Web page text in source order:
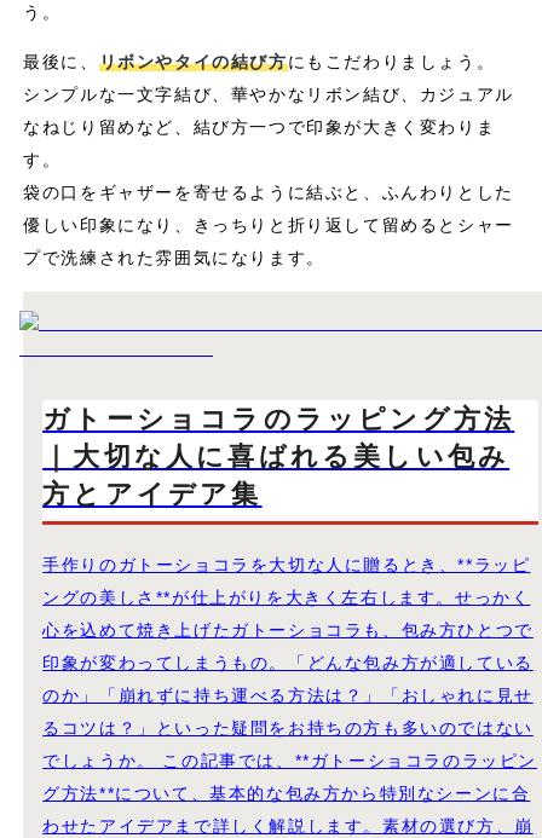
う。
最後に、 リボンやタイの結び方にもこだわりましょう。
シンプルな一文字結び、華やかなリボン結び、カジュアル
なねじり留めなど、結び方一つで印象が大きく変わりま
す。
袋の口をギャザーを寄せるように結ぶと、ふんわりとした
優しい印象になり、きっちりと折り返して留めるとシャー
プで洗練された雰囲気になります。
ガトーショコラのラッピング方法
｜大切な人に喜ばれる美しい包み
方とアイデア集
手作りのガトーショコラを大切な人に贈るとき、**ラッピ
ングの美しさ**が仕上がりを大きく左右します。せっかく
心を込めて焼き上げたガトーショコラも、包み方ひとつで
印象が変わってしまうもの。「どんな包み方が適している
のか」「崩れずに持ち運べる方法は？」「おしゃれに見せ
るコツは？」といった疑問をお持ちの方も多いのではない
でしょうか。 この記事では、**ガトーショコラのラッピン
グ方法**について、基本的な包み方から特別なシーンに合
わせたアイデアまで詳しく解説します。素材の選び方、崩